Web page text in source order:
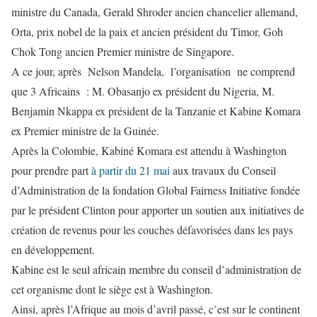
ministre du Canada, Gerald Shroder ancien chancelier allemand,
Orta, prix nobel de la paix et ancien président du Timor, Goh
Chok Tong ancien Premier ministre de Singapore.
A ce jour, après Nelson Mandela, l’organisation ne comprend
que 3 Africains : M. Obasanjo ex président du Nigeria, M.
Benjamin Nkappa ex président de la Tanzanie et Kabine Komara
ex Premier ministre de la Guinée.
Après la Colombie, Kabiné Komara est attendu à Washington
pour prendre partà partir du 21 mai aux travaux du Conseil
d’Administration de la fondation Global Fairness Initiative fondée
par le président Clinton pour apporter un soutien aux initiatives de
création de revenus pour les couches défavorisées dans les pays
en développement.
Kabine est le seul africain membre du conseil d’administration de
cet organisme dont le siège est à Washington.
Ainsi, après l’Afrique au mois d’avril passé, c’est sur le continent